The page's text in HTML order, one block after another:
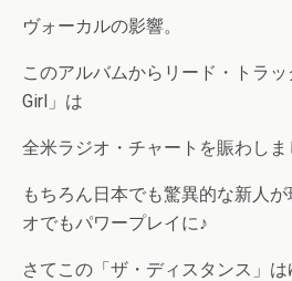
ヴォーカルの影響。
このアルバムからリード・トラ
Girl」は
全米ラジオ・チャートを賑わしま
もちろん日本でも驚異的な新人
オでもパワープレイに♪
さてこの「ザ・ディスタンス」